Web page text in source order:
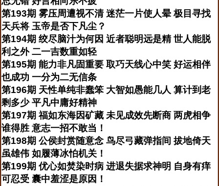
第193期 雾压周遭视不清 迷茫一片使人晕 极目寻找
天兵将 玉帝是否下凡尘？
第194期 绞尽脑汁为何因 近者聪明远是精 世人能脱
利之外 二一吉数重如轻
第195期 能力非凡固重要 取巧天线心中笑 好运相伴
也成功 一分为二无信条
第196期 天性单纯非蠢笨 大智如愚能几人 算计到老
剩多少 平凡中庸好精神
第197期 福如东海因矿藏 未见成效先断商 两虎相争
谁得胜 意志一招不敢当！
第198期 公侯封赏随意念 鸟尽弓藏弹指间 拔地倚天
虽雄伟 如履薄冰怕机关！
第199期 优心如焚染时病 进退失据求神明 自身有痒
可忍受 囊中羞涩是原因！